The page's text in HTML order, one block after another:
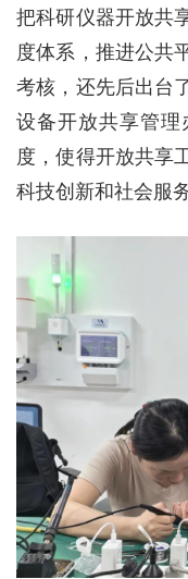
把科研仪器开放共
度体系，推进公共
考核，还先后出台
设备开放共享管理
度，使得开放共享
科技创新和社会服务